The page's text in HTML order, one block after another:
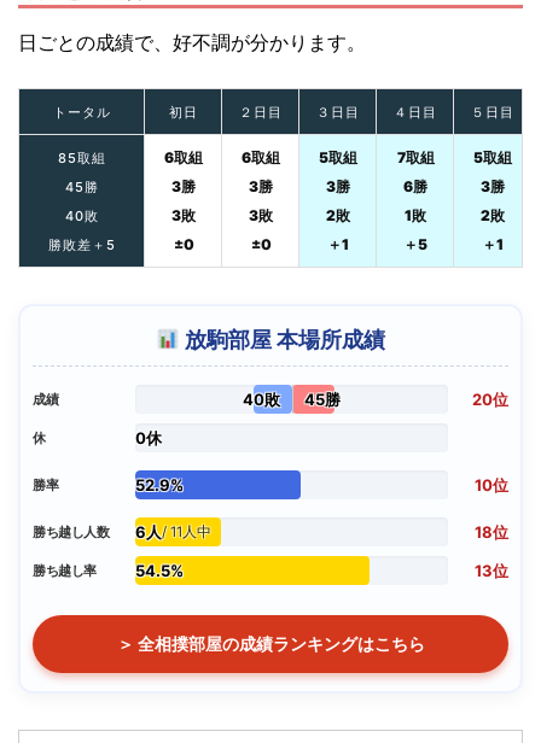
日ごとの成績で、好不調が分かります。
トータル 初日 ２日目 ３日目 ４日目 ５日目
85取組
45勝
40敗
勝敗差＋5
6取組
3勝
3敗
±0
6取組
3勝
3敗
±0
5取組
3勝
2敗
＋1
7取組
6勝
1敗
＋5
5取組
3勝
2敗
＋1
放駒部屋 本場所成績
成績 40敗 45勝 20位
休 0休
勝率 52.9% 10位
勝ち越し人数 6人/ 11人中 18位
勝ち越し率 54.5% 13位
＞ 全相撲部屋の成績ランキングはこちら